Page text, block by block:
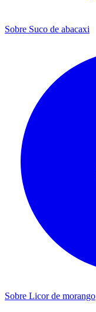
Sobre Suco de abacaxi
Sobre Licor de morango